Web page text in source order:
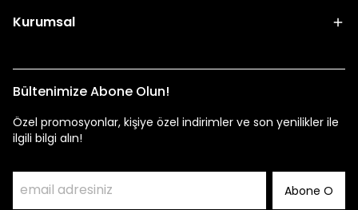
Kurumsal
Bültenimize Abone Olun!
Özel promosyonlar, kişiye özel indirimler ve son yenilikler ile
ilgili bilgi alın!
Abone O